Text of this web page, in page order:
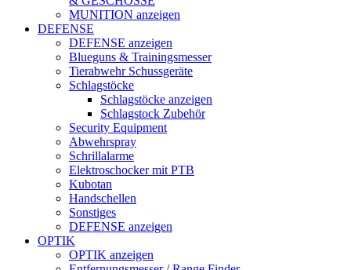
MUNITION anzeigen
DEFENSE
DEFENSE anzeigen
Blueguns & Trainingsmesser
Tierabwehr Schussgeräte
Schlagstöcke
Schlagstöcke anzeigen
Schlagstock Zubehör
Security Equipment
Abwehrspray
Schrillalarme
Elektroschocker mit PTB
Kubotan
Handschellen
Sonstiges
DEFENSE anzeigen
OPTIK
OPTIK anzeigen